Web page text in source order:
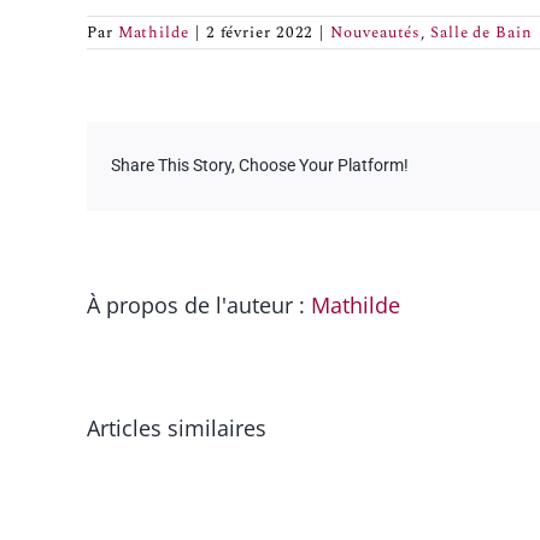
Par Mathilde | 2 février 2022 | Nouveautés,Salle de Bain
Share This Story, Choose Your Platform!
À propos de l'auteur : Mathilde
Articles similaires